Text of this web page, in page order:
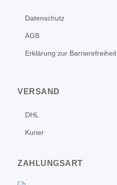
Datenschutz
AGB
Erklärung zur Barrierefreiheit
VERSAND
DHL
Kurier
ZAHLUNGSART